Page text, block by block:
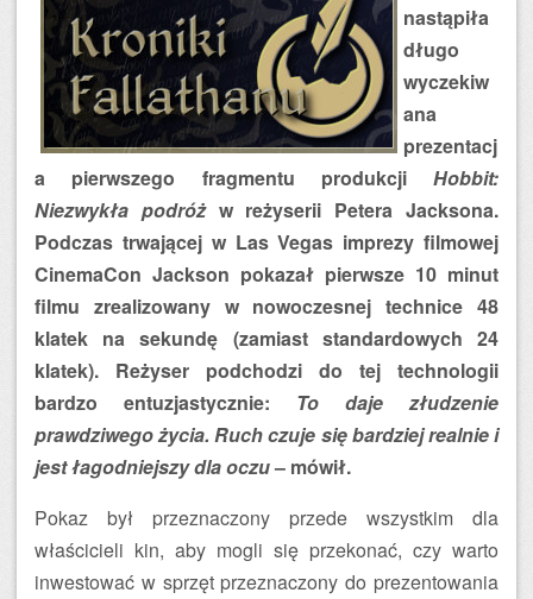
nastąpiła
długo
wyczekiw
ana
prezentacj
a pierwszego fragmentu produkcji Hobbit:
Niezwykła podróżw reżyserii Petera Jacksona.
Podczas trwającej w Las Vegas imprezy filmowej
CinemaCon Jackson pokazał pierwsze 10 minut
filmu zrealizowany w nowoczesnej technice 48
klatek na sekundę (zamiast standardowych 24
klatek). Reżyser podchodzi do tej technologii
bardzo entuzjastycznie: To daje złudzenie
prawdziwego życia. Ruch czuje się bardziej realnie i
jest łagodniejszy dla oczu– mówił.
Pokaz był przeznaczony przede wszystkim dla
właścicieli kin, aby mogli się przekonać, czy warto
inwestować w sprzęt przeznaczony do prezentowania